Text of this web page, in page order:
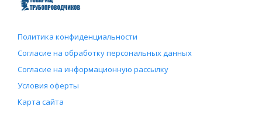
Политика конфиденциальности
Согласие на обработку персональных данных
Согласие на информационную рассылку
Условия оферты
Карта сайта